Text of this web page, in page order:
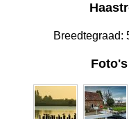
Breedtegraad: